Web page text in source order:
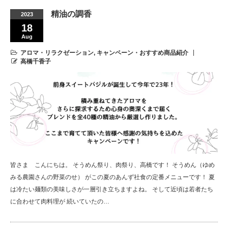
2023
18
Aug
精油の調香
アロマ・リラクゼーション, キャンペーン・おすすめ商品紹介
高橋千香子
皆さま こんにちは。 そうめん祭り、肉祭り、高橋です！ そうめん（ゆめ
みる農園さんの野菜のせ） がこの夏のあんず社食の定番メニューです！ 夏
は冷たい麺類の美味しさが一層引き立ちますよね。 そして近頃は若者たち
に合わせて肉料理が 続いていたの…